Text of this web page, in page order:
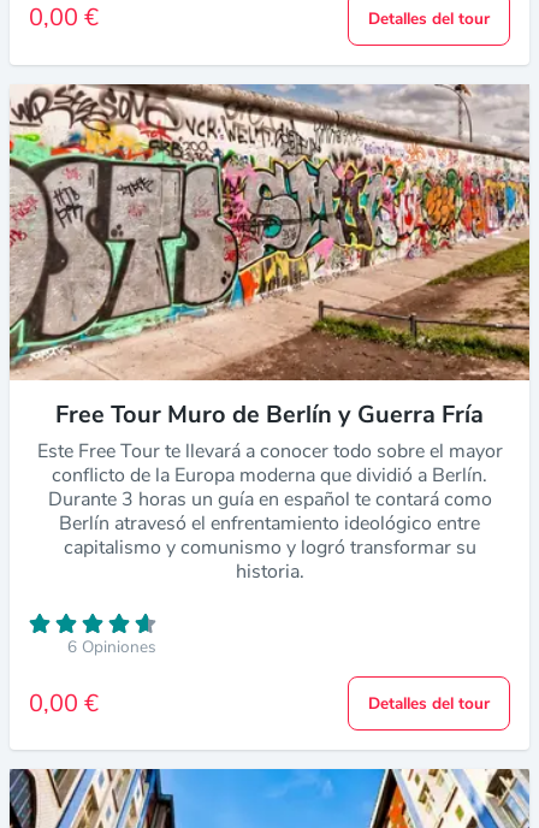
0,00 € Detalles del tour
Free Tour Muro de Berlín y Guerra Fría
Este Free Tour te llevará a conocer todo sobre el mayor
conflicto de la Europa moderna que dividió a Berlín.
Durante 3 horas un guía en español te contará como
Berlín atravesó el enfrentamiento ideológico entre
capitalismo y comunismo y logró transformar su
historia.
6 Opiniones
0,00 € Detalles del tour